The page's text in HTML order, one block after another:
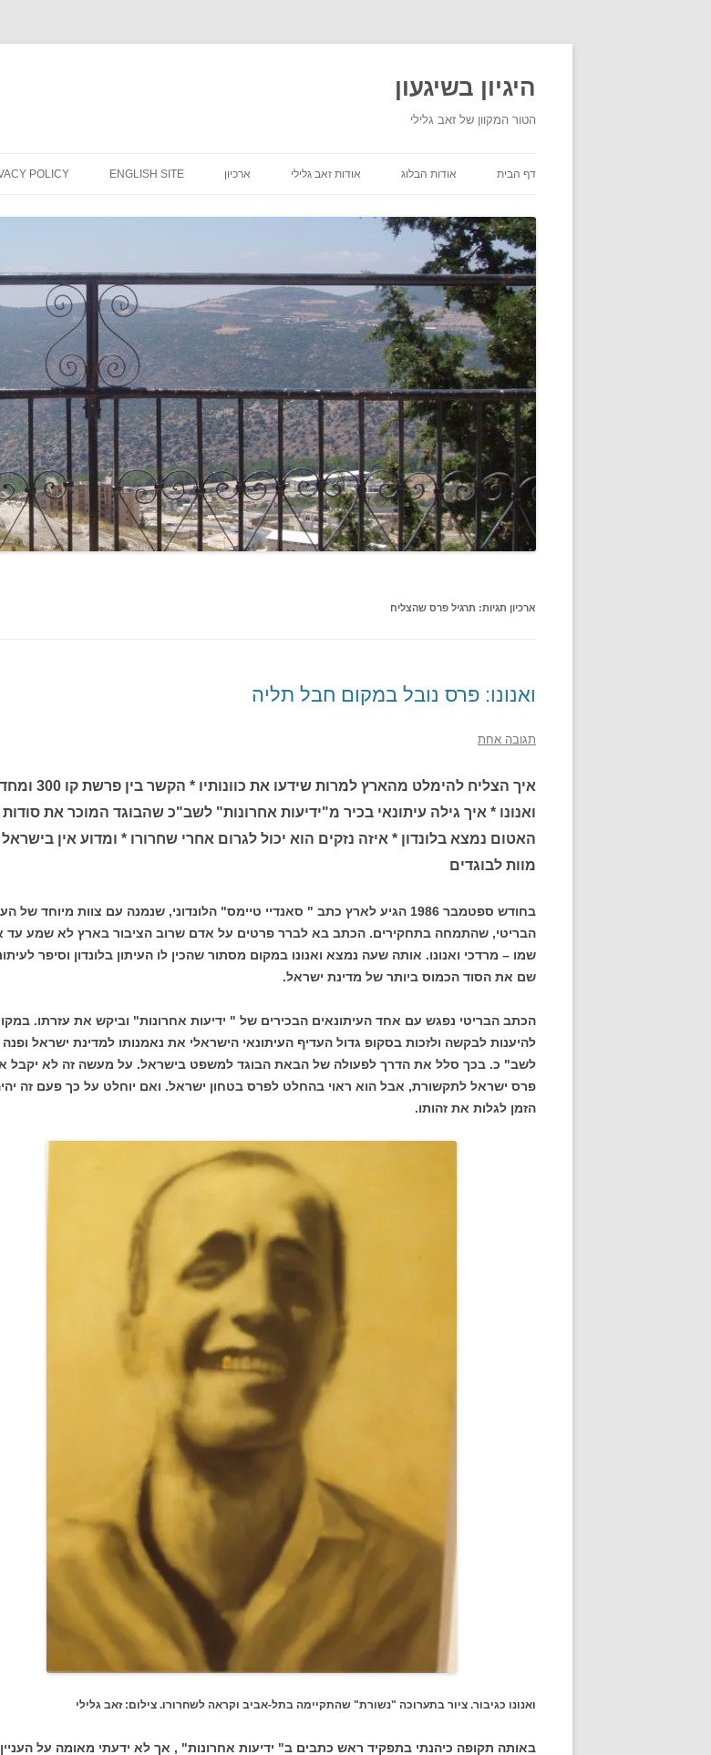
היגיון בשיגעון
הטור המקוון של זאב גלילי
דף הבית אודות הבלוג אודות זאב גלילי ארכיון ENGLISH SITE
POLICY
ארכיון תגיות: תרגיל פרס שהצליח
ואנונו: פרס נובל במקום חבל תליה
תגובה אחת
איך הצליח להימלט מהארץ למרות שידעו את כוונותיו * הקשר
ואנונו * איך גילה עיתונאי בכיר מ"ידיעות אחרונות" לשב"כ שהבוגד המוכר את סודות
האטום נמצא בלונדון * איזה נזקים הוא יכול לגרום אחרי שחרורו * ומדוע אין
מוות לבוגדים
בחודש ספטמבר 1986 הגיע לארץ כתב " סאנדיי טיימס" הלונדוני, שנמנה עם צוות מיוחד של
הבריטי, שהתמחה בתחקירים. הכתב בא לברר פרטים על אדם שרוב הציבור בארץ לא שמע עד
שמו – מרדכי ואנונו. אותה שעה נמצא ואנונו במקום מסתור שהכין לו העיתון בלונדון וסיפר
שם את הסוד הכמוס ביותר של מדינת ישראל.
הכתב הבריטי נפגש עם אחד העיתונאים הבכירים של " ידיעות אחרונות" וביקש את עזרתו.
להיענות לבקשה ולזכות בסקופ גדול העדיף העיתונאי הישראלי את נאמנותו למדינת ישראל ופנה
לשב" כ. בכך סלל את הדרך לפעולה של הבאת הבוגד למשפט בישראל. על מעשה זה לא יקבל
פרס ישראל לתקשורת, אבל הוא ראוי בהחלט לפרס בטחון ישראל. ואם יוחלט על כך פעם זה
הזמן לגלות את זהותו.
ואנונו כגיבור. ציור בתערוכה "נשורת" שהתקיימה בתל-אביב וקראה לשחרורו. צילום: זאב גלילי
באותה תקופה כיהנתי בתפקיד ראש כתבים ב" ידיעות אחרונות" , אך לא ידעתי מאומה על